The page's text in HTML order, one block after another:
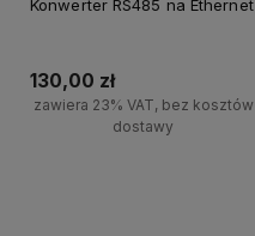
Konwerter RS485 na Ethernet
130,00 zł
zawiera 23% VAT, bez kosztów
dostawy